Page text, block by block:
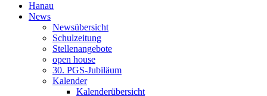
Hanau
News
Newsübersicht
Schulzeitung
Stellenangebote
open house
30. PGS-Jubiläum
Kalender
Kalenderübersicht